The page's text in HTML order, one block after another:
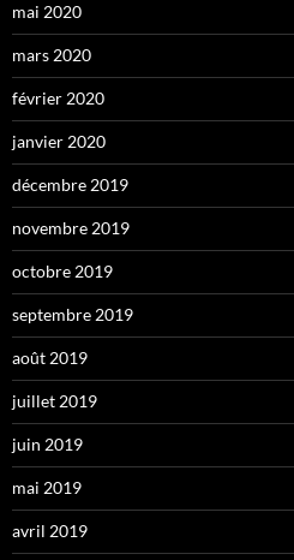
mai 2020
mars 2020
février 2020
janvier 2020
décembre 2019
novembre 2019
octobre 2019
septembre 2019
août 2019
juillet 2019
juin 2019
mai 2019
avril 2019